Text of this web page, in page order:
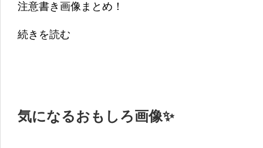
注意書き画像まとめ！
続きを読む
気になるおもしろ画像✨